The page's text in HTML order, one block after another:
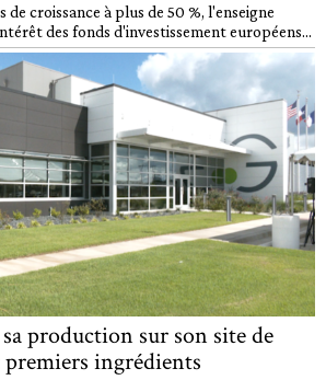
de croissance à plus de 50 %, l'enseigne
des fonds d'investissement européens...
production sur son site de
ingrédients